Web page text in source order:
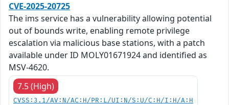
CVE-2025-20725
The ims service has a vulnerability allowing potential
out of bounds write, enabling remote privilege
escalation via malicious base stations, with a patch
available under ID MOLY01671924 and identified as
MSV-4620.
7.5 (High)
CVSS:3.1/AV:N/AC:H/PR:L/UI:N/S:U/C:H/I:H/A:H